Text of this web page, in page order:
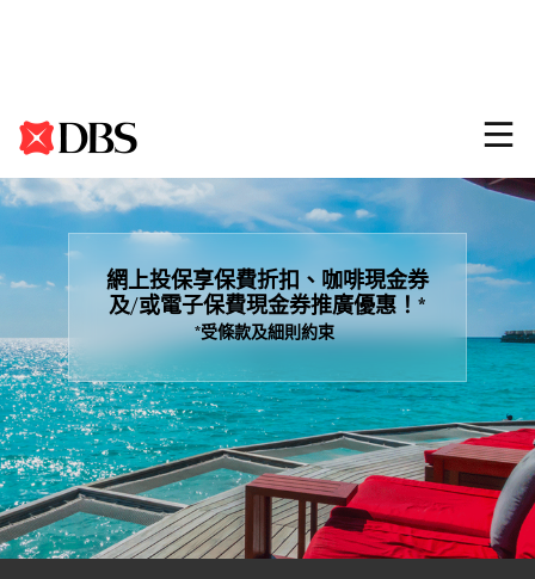
Search
網上投保享保費折扣、咖啡現金券
及/或電子保費現金券推廣優惠！*
*受條款及細則約束